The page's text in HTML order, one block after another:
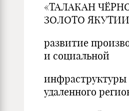
«ТАЛАКАН
ЗОЛОТО
развитие
и социальной
инфраструктуры
удаленного